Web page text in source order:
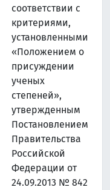
соответствии с
критериями,
установленными
«Положением о
присуждении
ученых
степеней»,
утвержденным
Постановлением
Правительства
Российской
Федерации от
24.09.2013 № 842